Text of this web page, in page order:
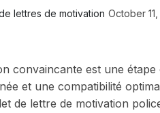
lettres de motivation October
convaincante est une
et une compatibilité
de lettre de motivation